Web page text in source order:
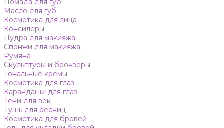
Помада для губ
Масло для губ
Косметика для лица
Консилеры
Пудра для макияжа
Спонжи для макияжа
Румяна
Скульптуры и бронзеры
Тональные кремы
Косметика для глаз
Карандаши для глаз
Тени для век
Тушь для ресниц
Косметика для бровей